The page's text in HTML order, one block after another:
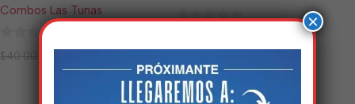
Combos Las Tunas
0
$40.00
de
5
×